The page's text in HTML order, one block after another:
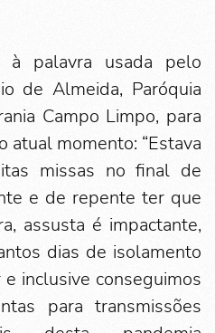
à palavra usada pelo
de Almeida, Paróquia
Campo Limpo, para
atual momento: “Estava
missas no final de
e de repente ter que
assusta é impactante,
dias de isolamento
inclusive conseguimos
para transmissões